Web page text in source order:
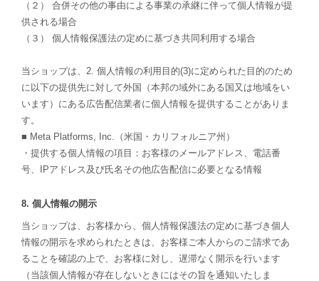
（２） 合併その他の事由による事業の承継に伴って個人情報が提
供される場合
（３） 個人情報保護法の定めに基づき共同利用する場合
当ショップは、2. 個人情報の利用目的(3)に定められた目的のため
に以下の提供先に対して外国（本邦の域外にある国又は地域をい
います）にある広告配信業者に個人情報を提供することがありま
す。
■ Meta Platforms, Inc.（米国・カリフォルニア州）
・提供する個人情報の項目：お客様のメールアドレス、電話番
号、IPアドレス及び氏名その他広告配信に必要となる情報
8. 個人情報の開示
当ショップは、お客様から、個人情報保護法の定めに基づき個人
情報の開示を求められたときは、お客様ご本人からのご請求であ
ることを確認の上で、お客様に対し、遅滞なく開示を行います
（当該個人情報が存在しないときにはその旨を通知いたしま